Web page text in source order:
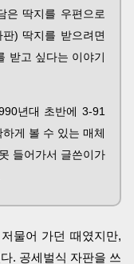
은 딱지를 우편으로
) 딱지를 받으려면
받고 싶다는 이야기
년대 초반에 3-91
게 볼 수 있는 매체
들어가서 글쓴이가
물어 가던 때였지만,
. 공세벌식 자판을 쓰